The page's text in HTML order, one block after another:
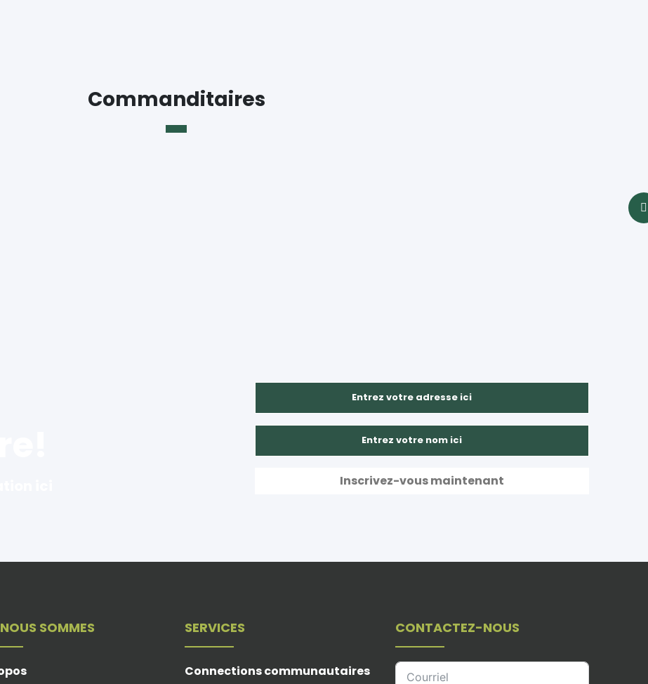
Commanditaires
SOMMES SERVICES
Connections communautaires
CONTACTEZ-NOUS